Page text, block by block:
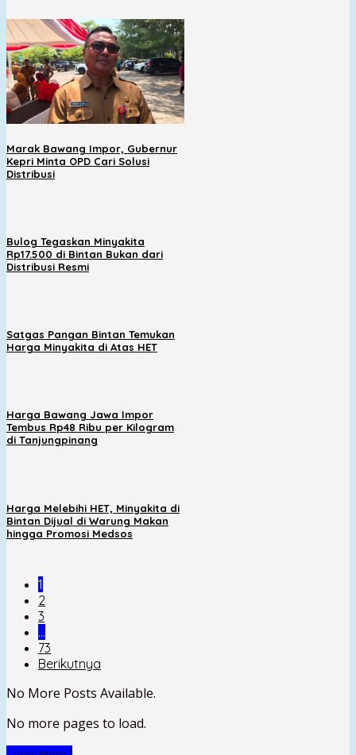
Marak Bawang Impor, Gubernur
Kepri Minta OPD Cari Solusi
Distribusi
Bulog Tegaskan Minyakita
Rp17.500 di Bintan Bukan dari
Distribusi Resmi
Satgas Pangan Bintan Temukan
Harga Minyakita di Atas HET
Harga Bawang Jawa Impor
Tembus Rp48 Ribu per Kilogram
di Tanjungpinang
Harga Melebihi HET, Minyakita di
Bintan Dijual di Warung Makan
hingga Promosi Medsos
1
2
3
…
73
Berikutnya
No More Posts Available.
No more pages to load.